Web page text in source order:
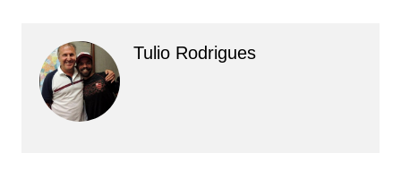
Tulio Rodrigues